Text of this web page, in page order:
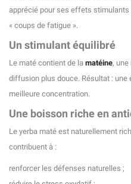
apprécié pour ses effets
« coups de fatigue ».
Un stimulant équilibré
Le maté contient de la matéine, une
diffusion plus douce. Résultat : une
meilleure concentration.
Une boisson riche en
Le yerba maté est naturellement
contribuent à :
renforcer les défenses naturelles ;